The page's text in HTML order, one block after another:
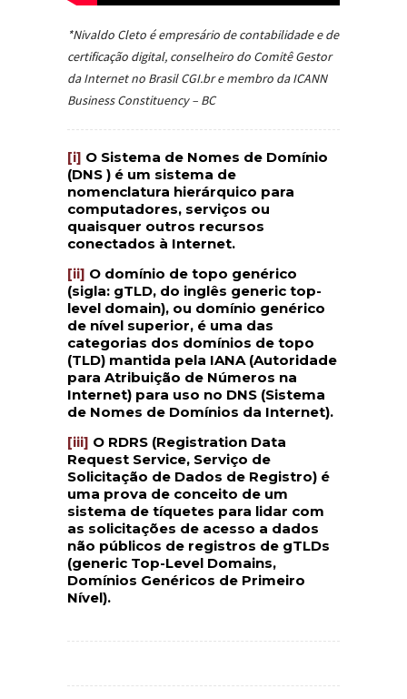
*Nivaldo Cleto é empresário de contabilidade e de
certificação digital, conselheiro do Comitê Gestor
da Internet no Brasil CGI.br e membro da ICANN
Business Constituency – BC
[i] O Sistema de Nomes de Domínio
(DNS ) é um sistema de
nomenclatura hierárquico para
computadores, serviços ou
quaisquer outros recursos
conectados à Internet.
[ii] O domínio de topo genérico
(sigla: gTLD, do inglês generic top-
level domain), ou domínio genérico
de nível superior, é uma das
categorias dos domínios de topo
(TLD) mantida pela IANA (Autoridade
para Atribuição de Números na
Internet) para uso no DNS (Sistema
de Nomes de Domínios da Internet).
[iii] O RDRS (Registration Data
Request Service, Serviço de
Solicitação de Dados de Registro) é
uma prova de conceito de um
sistema de tíquetes para lidar com
as solicitações de acesso a dados
não públicos de registros de gTLDs
(generic Top-Level Domains,
Domínios Genéricos de Primeiro
Nível).